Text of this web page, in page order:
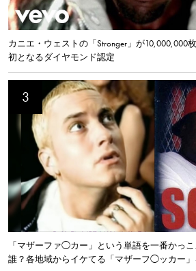
カニエ・ウェストの「Stronger」が10,000,000
初となるダイヤモンド認定
「マザーファ◯カー」という単語を一番かっ
誰？各地域からイケてる「マザーフ◯ッカー」